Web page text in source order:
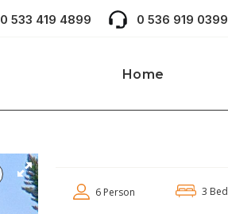
0 533 419 4899 0 536 919 0399
Home
6 Person 3 Bed